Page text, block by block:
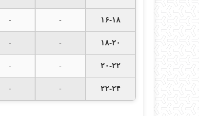
۱۶-۱۸ -
-
۱۸-۲۰ -
-
۲۰-۲۲ -
-
۲۲-۲۴ -
-